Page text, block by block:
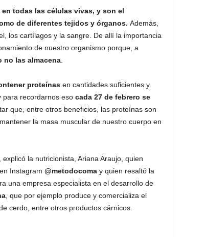
todas las células vivas, y son el
de diferentes tejidos y órganos. Además,
los cartílagos y la sangre. De allí la importancia
de nuestro organismo porque, a
no las almacena.
proteínas en cantidades suficientes y
para recordarnos eso cada 27 de febrero se
que, entre otros beneficios, las proteínas son
la masa muscular de nuestro cuerpo en
la nutricionista, Ariana Araujo, quien
Instagram @metodocomay quien resaltó la
una empresa especialista en el desarrollo de
, que por ejemplo produce y comercializa el
cerdo, entre otros productos cárnicos.